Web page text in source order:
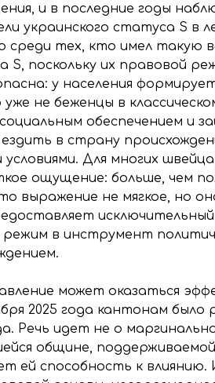
и в последние годы
украинского статуса S в
среди тех, кто имел такую
S, поскольку их правовой
у населения
не беженцы в
обеспечением и
в страну
Для многих
ощущение: больше, чем
выражение не мягкое, но
в инструмент
может оказаться
2025 года кантонам было
Речь идет не о
общине,
ей способность к